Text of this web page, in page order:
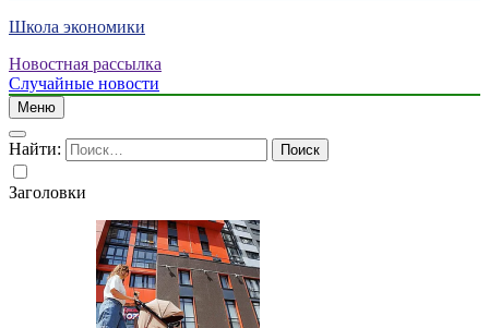
Школа экономики
Новостная рассылка
Случайные новости
Меню
Найти:
Заголовки